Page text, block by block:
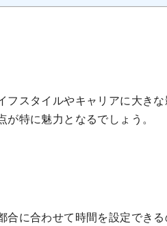
スタイルやキャリアに大き
特に魅力となるでしょう。
合に合わせて時間を設定でき